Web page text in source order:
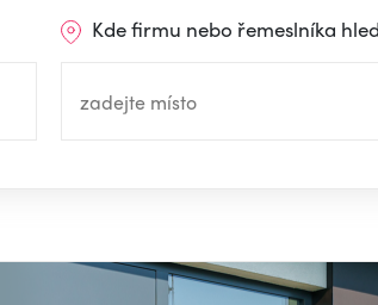
Kde firmu nebo řemeslníka